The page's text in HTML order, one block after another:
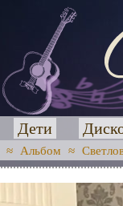
Дети
≈ Альбом ≈